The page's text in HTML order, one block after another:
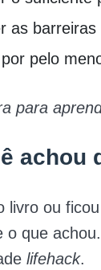
as
pelo
para
achou
livro ou
o que
lifehack.